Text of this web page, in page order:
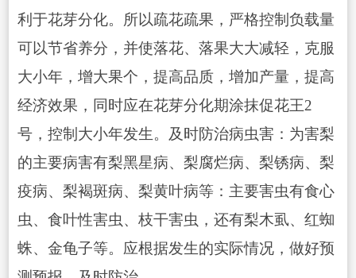
利于花芽分化。所以疏花疏果，严格控制负载量
可以节省养分，并使落花、落果大大减轻，克服
大小年，增大果个，提高品质，增加产量，提高
经济效果，同时应在花芽分化期涂抹促花王2
号，控制大小年发生。及时防治病虫害：为害梨
的主要病害有梨黑星病、梨腐烂病、梨锈病、梨
疫病、梨褐斑病、梨黄叶病等：主要害虫有食心
虫、食叶性害虫、枝干害虫，还有梨木虱、红蜘
蛛、金龟子等。应根据发生的实际情况，做好预